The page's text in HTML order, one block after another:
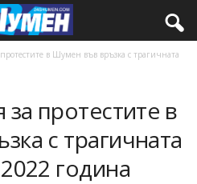
в Шумен във връзка с трагичната
протестите в
с трагичната
година